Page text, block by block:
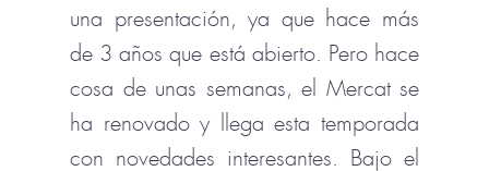
una presentación, ya que hace más
de 3 años que está abierto. Pero hace
cosa de unas semanas, el Mercat se
ha renovado y llega esta temporada
con novedades interesantes. Bajo el